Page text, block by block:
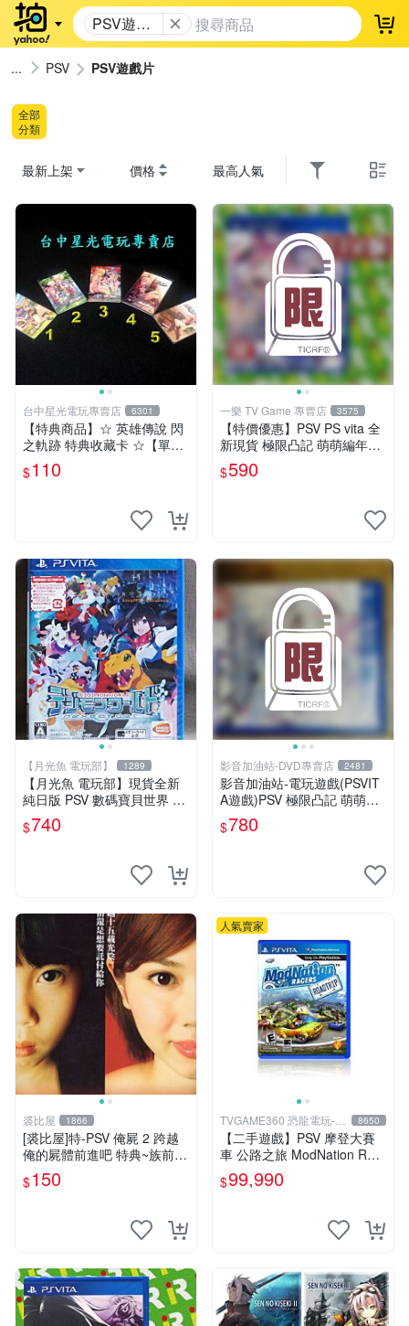
PSV遊戲
片
登
PSV PSV遊戲片
全部
分類
最新上架 價格 最高人氣
台中星光電玩專賣店 6301
【特典商品】☆ 英雄傳說 閃
之軌跡 特典收藏卡 ☆【單張
販售 可挑款】台中星光電玩
$110
一樂 TV Game 專賣店 3575
【特價優惠】PSV PS vita 全
新現貨 極限凸記 萌萌編年史
亞日版 日文版【台中一樂電
玩】
$590
【月光魚 電玩部】 1289
【月光魚 電玩部】現貨全新
純日版 PSV 數碼寶貝世界 ne
xt 0rder 日版日文
$740
影音加油站-DVD專賣店 2481
影音加油站-電玩遊戲(PSVIT
A遊戲)PSV 極限凸記 萌萌編
年史 /日文亞版
$780
裘比屋 1866
[裘比屋]特-PSV 俺屍 2 跨越
俺的屍體前進吧 特典~族前傳
漫畫特輯(約82頁) 616
$150
人氣賣家
TVGAME360 恐龍電玩-台
中店
8650
【二手遊戲】PSV 摩登大賽
車 公路之旅 ModNation Rac
ers 中文版 【台中恐龍電玩】
$99,990